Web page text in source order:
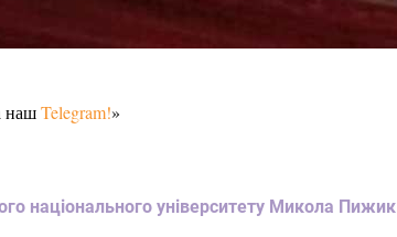
нашTelegram!»
національного університету Микола Пижик